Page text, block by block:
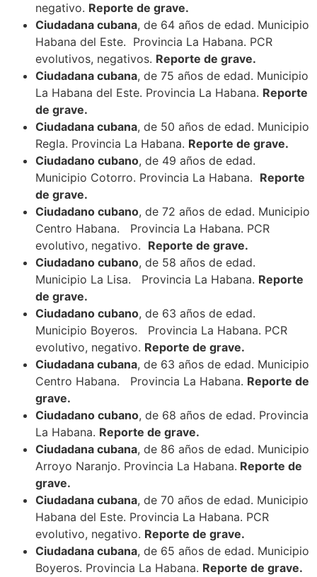
negativo. Reporte de grave.
Ciudadana cubana, de 64 años de edad. Municipio
Habana del Este. Provincia La Habana. PCR
evolutivos, negativos. Reporte de grave.
Ciudadana cubana, de 75 años de edad. Municipio
La Habana del Este. Provincia La Habana. Reporte
de grave.
Ciudadana cubana, de 50 años de edad. Municipio
Regla. Provincia La Habana. Reporte de grave.
Ciudadano cubano, de 49 años de edad.
Municipio Cotorro. Provincia La Habana. Reporte
de grave.
Ciudadano cubano, de 72 años de edad. Municipio
Centro Habana. Provincia La Habana. PCR
evolutivo, negativo. Reporte de grave.
Ciudadano cubano, de 58 años de edad.
Municipio La Lisa. Provincia La Habana. Reporte
de grave.
Ciudadano cubano, de 63 años de edad.
Municipio Boyeros. Provincia La Habana. PCR
evolutivo, negativo. Reporte de grave.
Ciudadana cubana, de 63 años de edad. Municipio
Centro Habana. Provincia La Habana. Reporte de
grave.
Ciudadano cubano, de 68 años de edad. Provincia
La Habana. Reporte de grave.
Ciudadana cubana, de 86 años de edad. Municipio
Arroyo Naranjo. Provincia La Habana. Reporte de
grave.
Ciudadana cubana, de 70 años de edad. Municipio
Habana del Este. Provincia La Habana. PCR
evolutivo, negativo. Reporte de grave.
Ciudadana cubana, de 65 años de edad. Municipio
Boyeros. Provincia La Habana. Reporte de grave.